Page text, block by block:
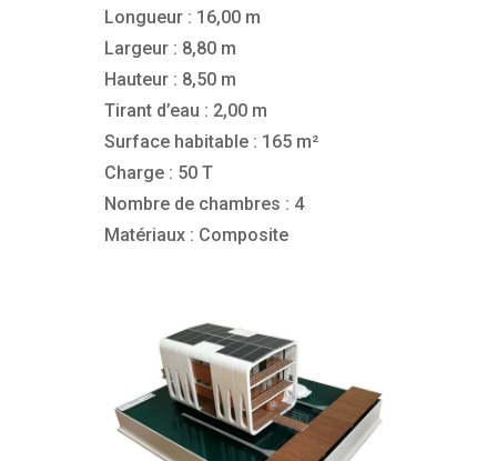
Longueur : 16,00 m
Largeur : 8,80 m
Hauteur : 8,50 m
Tirant d’eau : 2,00 m
Surface habitable : 165 m²
Charge : 50 T
Nombre de chambres : 4
Matériaux : Composite